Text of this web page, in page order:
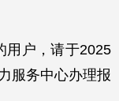
用户，请于2025
服务中心办理报